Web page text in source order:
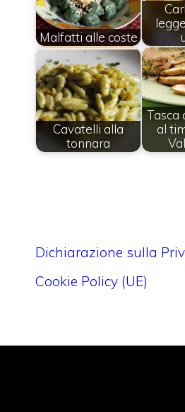
Malfatti alle coste
Cavatelli alla
tonnara
Tasca
al
Dichiarazione sulla
Cookie Policy (UE)